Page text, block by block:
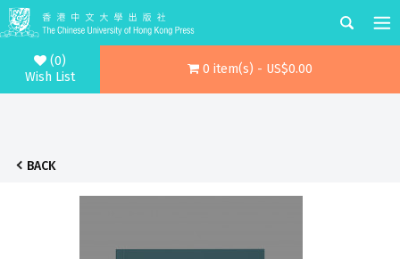
(0)
Wish List
0 item(s) - US$0.00
BACK